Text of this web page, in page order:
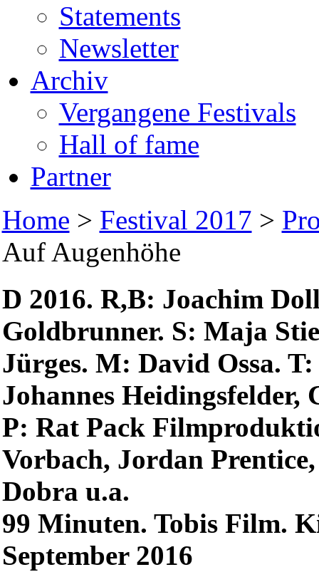
Statements
Newsletter
Archiv
Vergangene Festivals
Hall of fame
Partner
Home > Festival 2017 >
Auf Augenhöhe
D 2016. R,B: Joachim
Goldbrunner. S: Maja
Jürges. M: David Ossa.
Johannes Heidingsfelder,
P: Rat Pack
Vorbach, Jordan
Dobra u.a.
99 Minuten. Tobis Film.
September 2016